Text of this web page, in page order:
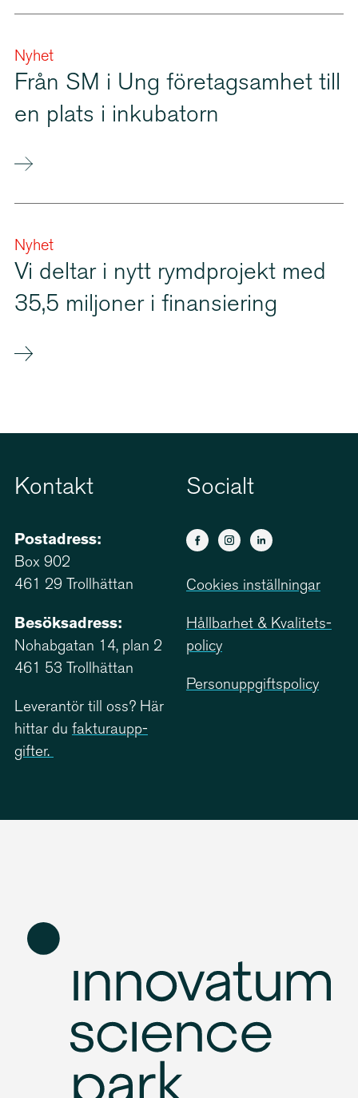
Nyhet
Från SM i Ung företagsamhet till
en plats i inkubatorn
Nyhet
Vi deltar i nytt rymdprojekt med
35,5 miljoner i finansiering
Kontakt
Postadress:
Box 902
461 29 Trollhättan
Besöksadress:
Nohabgatan 14, plan 2
461 53 Trollhättan
Leverantör till oss? Här
hittar du faktu­ra­upp­
gifter.
Socialt
Cookies inställningar
Hållbarhet & Kvali­tets­
policy
Person­upp­giftspolicy